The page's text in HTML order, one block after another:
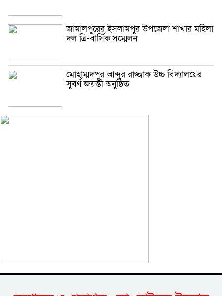
জামালপুরের ইসলামপুর উপজেলা শাখার মহিলা
দল ত্রি-বার্সিক সম্মেলন
মোহাম্মদপুর আব্দুর রাজ্জাক উচ্চ বিদ্যালয়ের
সুবর্ণ জয়ন্তী অনুষ্ঠিত